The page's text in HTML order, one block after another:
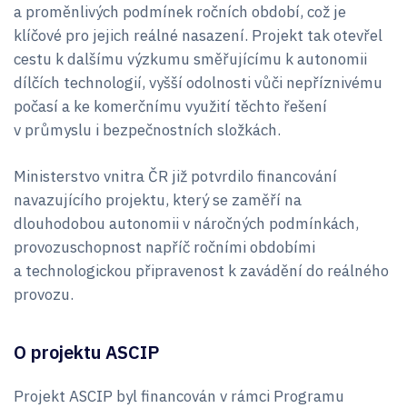
a proměnlivých podmínek ročních období, což je
klíčové pro jejich reálné nasazení. Projekt tak otevřel
cestu k dalšímu výzkumu směřujícímu k autonomii
dílčích technologií, vyšší odolnosti vůči nepříznivému
počasí a ke komerčnímu využití těchto řešení
v průmyslu i bezpečnostních složkách.
Ministerstvo vnitra ČR již potvrdilo financování
navazujícího projektu, který se zaměří na
dlouhodobou autonomii v náročných podmínkách,
provozuschopnost napříč ročními obdobími
a technologickou připravenost k zavádění do reálného
provozu.
O projektu ASCIP
Projekt ASCIP byl financován v rámci Programu